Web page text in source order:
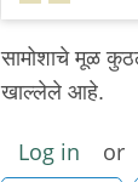
सामोशाचे मूळ
खाल्लेले आहे.
Log in or